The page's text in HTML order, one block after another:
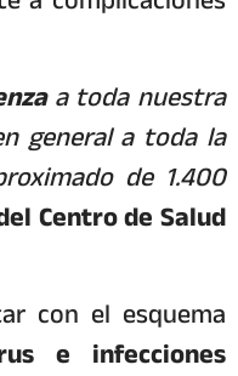
a toda nuestra
general a toda la
de 1.400
Centro de Salud
con el esquema
e infecciones